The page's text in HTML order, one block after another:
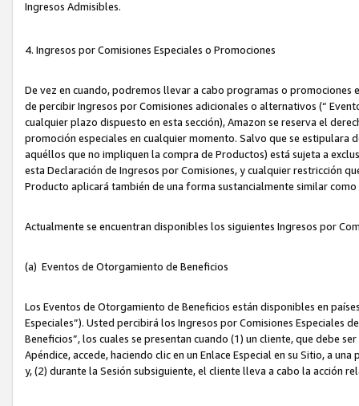
Ingresos Admisibles.
4. Ingresos por Comisiones Especiales o Promociones
De vez en cuando, podremos llevar a cabo programas o
de percibir Ingresos por Comisiones adicionales o alternativos (“
cualquier plazo dispuesto en esta sección), Amazon se reserva el
promoción especiales en cualquier momento. Salvo que se
aquéllos que no impliquen la compra de Productos) está sujeta a
esta Declaración de Ingresos por Comisiones, y cualquier restricción
Producto aplicará también de una forma sustancialmente similar
Actualmente se encuentran disponibles los siguientes Ingresos por
(a) Eventos de Otorgamiento de Beneficios
Los Eventos de Otorgamiento de Beneficios están disponibles en
Especiales”). Usted percibirá los Ingresos por Comisiones Especiales
Beneficios”, los cuales se presentan cuando (1) un cliente, que debe
Apéndice, accede, haciendo clic en un Enlace Especial en su Sitio, a
y, (2) durante la Sesión subsiguiente, el cliente lleva a cabo la acción